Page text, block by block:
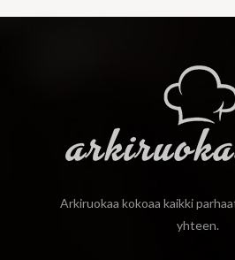
Arkiruokaa kokoaa kaikki
yhteen.